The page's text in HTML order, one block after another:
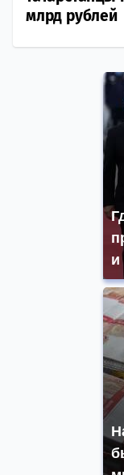
млрд рублей
и